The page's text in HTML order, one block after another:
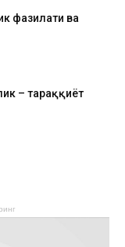
фазилати ва
– тараққиёт